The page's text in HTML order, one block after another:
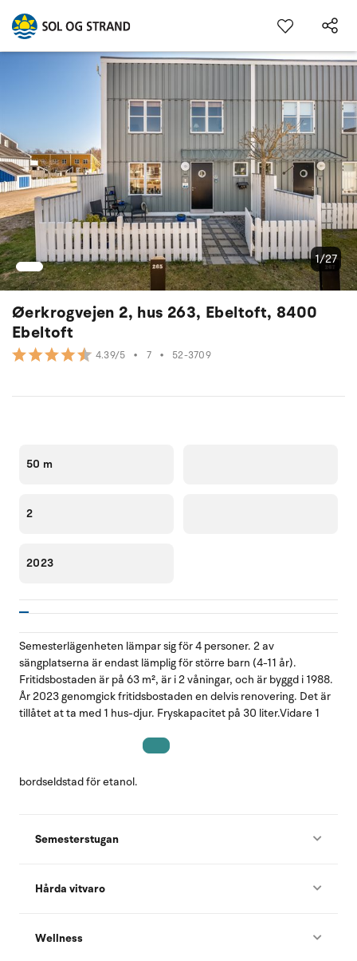
Øerkrogvejen 2, hus 263, Ebeltoft, 8400
Ebeltoft
4.39/5 • 7 • 52-3709
1/27
50 m
2
2023
Semesterlägenheten lämpar sig för 4 personer. 2 av
sängplatserna är endast lämplig för större barn (4-11 år).
Fritidsbostaden är på 63 m², är i 2 våningar, och är byggd i 1988.
År 2023 genomgick fritidsbostaden en delvis renovering. Det är
tillåtet at ta med 1 hus-djur. Fryskapacitet på 30 liter.Vidare 1
bordseldstad för etanol.
Semesterstugan
Hårda vitvaro
Wellness